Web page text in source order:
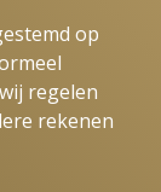
op
regelen
rekenen